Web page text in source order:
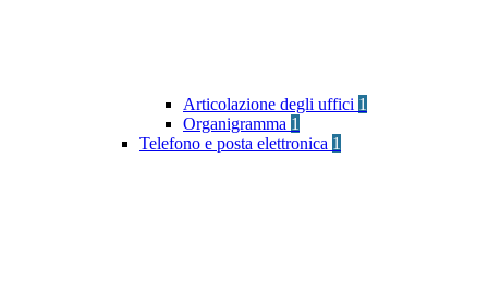
Articolazione degli uffici 1
Organigramma 1
Telefono e posta elettronica 1